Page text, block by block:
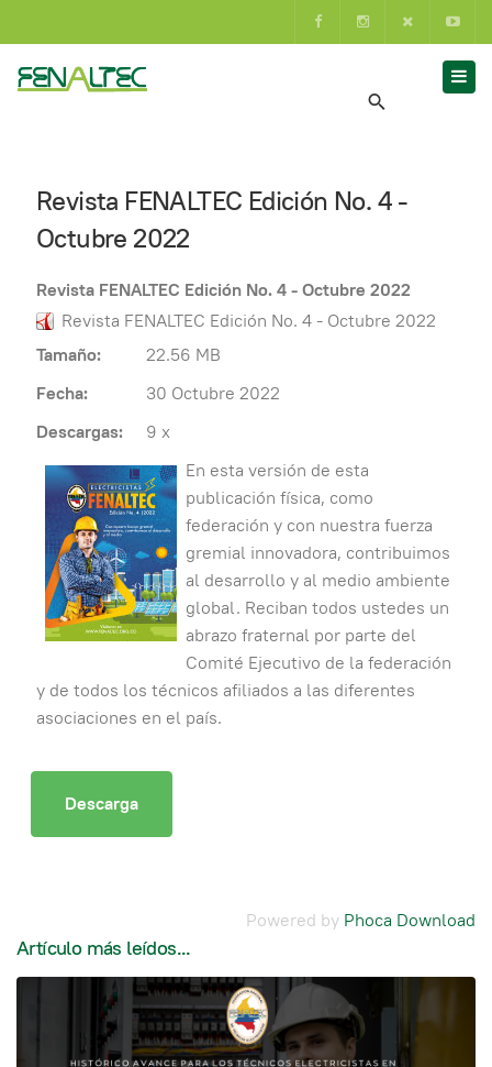
Revista FENALTEC Edición No. 4 -
Octubre 2022
Revista FENALTEC Edición No. 4 - Octubre 2022
Revista FENALTEC Edición No. 4 - Octubre 2022
Tamaño:
22.56 MB
Fecha:
30 Octubre 2022
Descargas:
9 x
En esta versión de esta
publicación física, como
federación y con nuestra fuerza
gremial innovadora, contribuimos
al desarrollo y al medio ambiente
global. Reciban todos ustedes un
abrazo fraternal por parte del
Comité Ejecutivo de la federación
y de todos los técnicos afiliados a las diferentes
asociaciones en el país.
Powered by Phoca Download
Artículo más leídos...